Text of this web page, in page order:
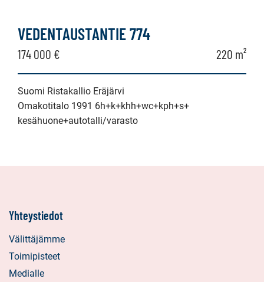
VEDENTAUSTANTIE 774
174 000 € 220 m²
Suomi Ristakallio Eräjärvi
Omakotitalo 1991 6h+k+khh+wc+kph+s+
kesähuone+autotalli/varasto
Yhteystiedot
Välittäjämme
Toimipisteet
Medialle